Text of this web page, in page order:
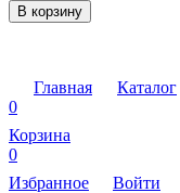
В корзину
Главная
Каталог
0
Корзина
0
Избранное
Войти